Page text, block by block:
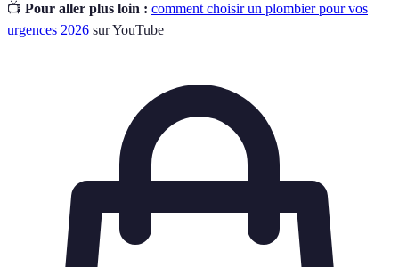
📺 Pour aller plus loin : comment choisir un plombier pour vos
urgences 2026 sur YouTube